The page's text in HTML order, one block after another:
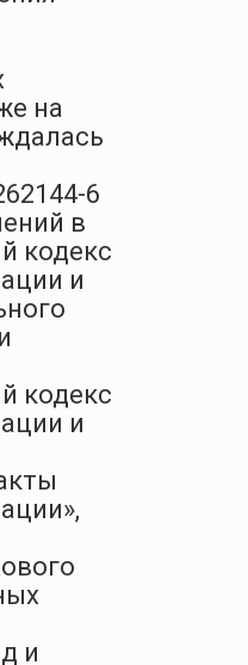
на
6
в
кодекс
и
кодекс
и
и